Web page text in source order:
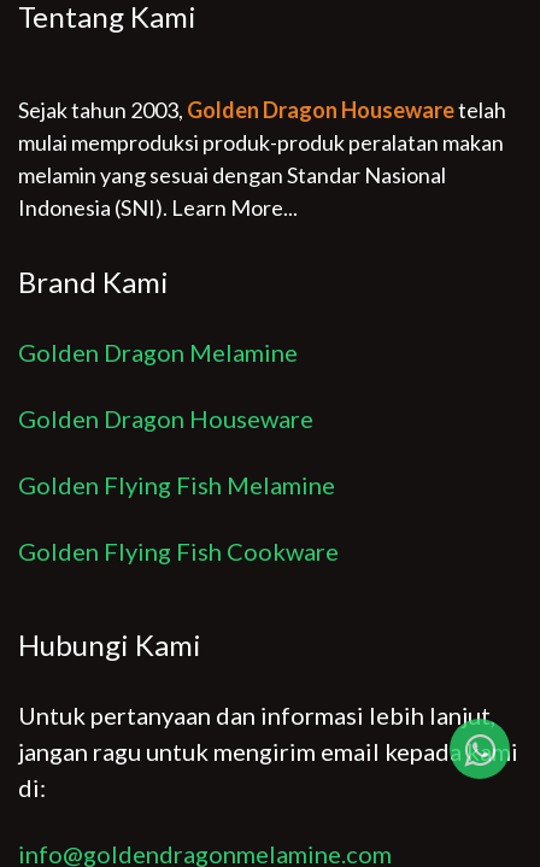
Tentang Kami
Sejak tahun 2003, Golden Dragon Housewaretelah
mulai memproduksi produk-produk peralatan makan
melamin yang sesuai dengan Standar Nasional
Indonesia (SNI). Learn More...
Brand Kami
Golden Dragon Melamine
Golden Dragon Houseware
Golden Flying Fish Melamine
Golden Flying Fish Cookware
Hubungi Kami
Untuk pertanyaan dan informasi lebih lanjut,
jangan ragu untuk mengirim email kepada kami
di:
info@goldendragonmelamine.com